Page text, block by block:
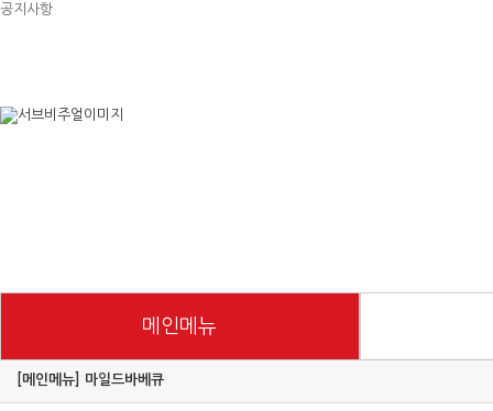
공지사항
메인메뉴
[메인메뉴] 마일드바베큐